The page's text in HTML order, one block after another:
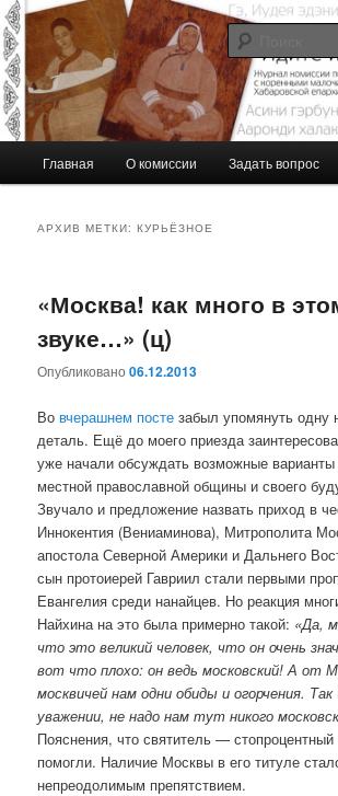
Перейти
к
основному
содержимому
Перейти
к
дополнительному
содержимому
Идите и научите…
Журнал Комиссии по работе с
Севера Хабаровской епархии
Главная О комиссии Задать вопрос
АРХИВ МЕТКИ:КУРЬЁЗНОЕ
«Москва! как много в
звуке…» (ц)
Опубликовано06.12.2013
Во вчерашнем посте забыл упомянуть одну
деталь. Ещё до моего приезда
уже начали обсуждать возможные варианты
местной православной общины и своего
Звучало и предложение назвать приход в
Иннокентия (Вениаминова), Митрополита
апостола Северной Америки и Дальнего
сын протоиерей Гавриил стали первыми
Евангелия среди нанайцев. Но реакция
Найхина на это была примерно такой: «Да,
что это великий человек, что он очень
вот что плохо: он ведь московский! А от
москвичей нам одни обиды и огорчения.
уважении, не надо нам тут никого
Пояснения, что святитель — стопроцентный
помогли. Наличие Москвы в его титуле
непреодолимым препятствием.